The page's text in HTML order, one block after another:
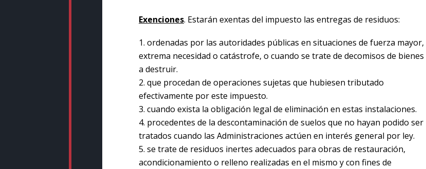
Exenciones. Estarán exentas del impuesto las entregas de residuos:
ordenadas por las autoridades públicas en situaciones de fuerza mayor,
extrema necesidad o catástrofe, o cuando se trate de decomisos de bienes
a destruir.
que procedan de operaciones sujetas que hubiesen tributado
efectivamente por este impuesto.
cuando exista la obligación legal de eliminación en estas instalaciones.
procedentes de la descontaminación de suelos que no hayan podido ser
tratados cuando las Administraciones actúen en interés general por ley.
se trate de residuos inertes adecuados para obras de restauración,
acondicionamiento o relleno realizadas en el mismo y con fines de